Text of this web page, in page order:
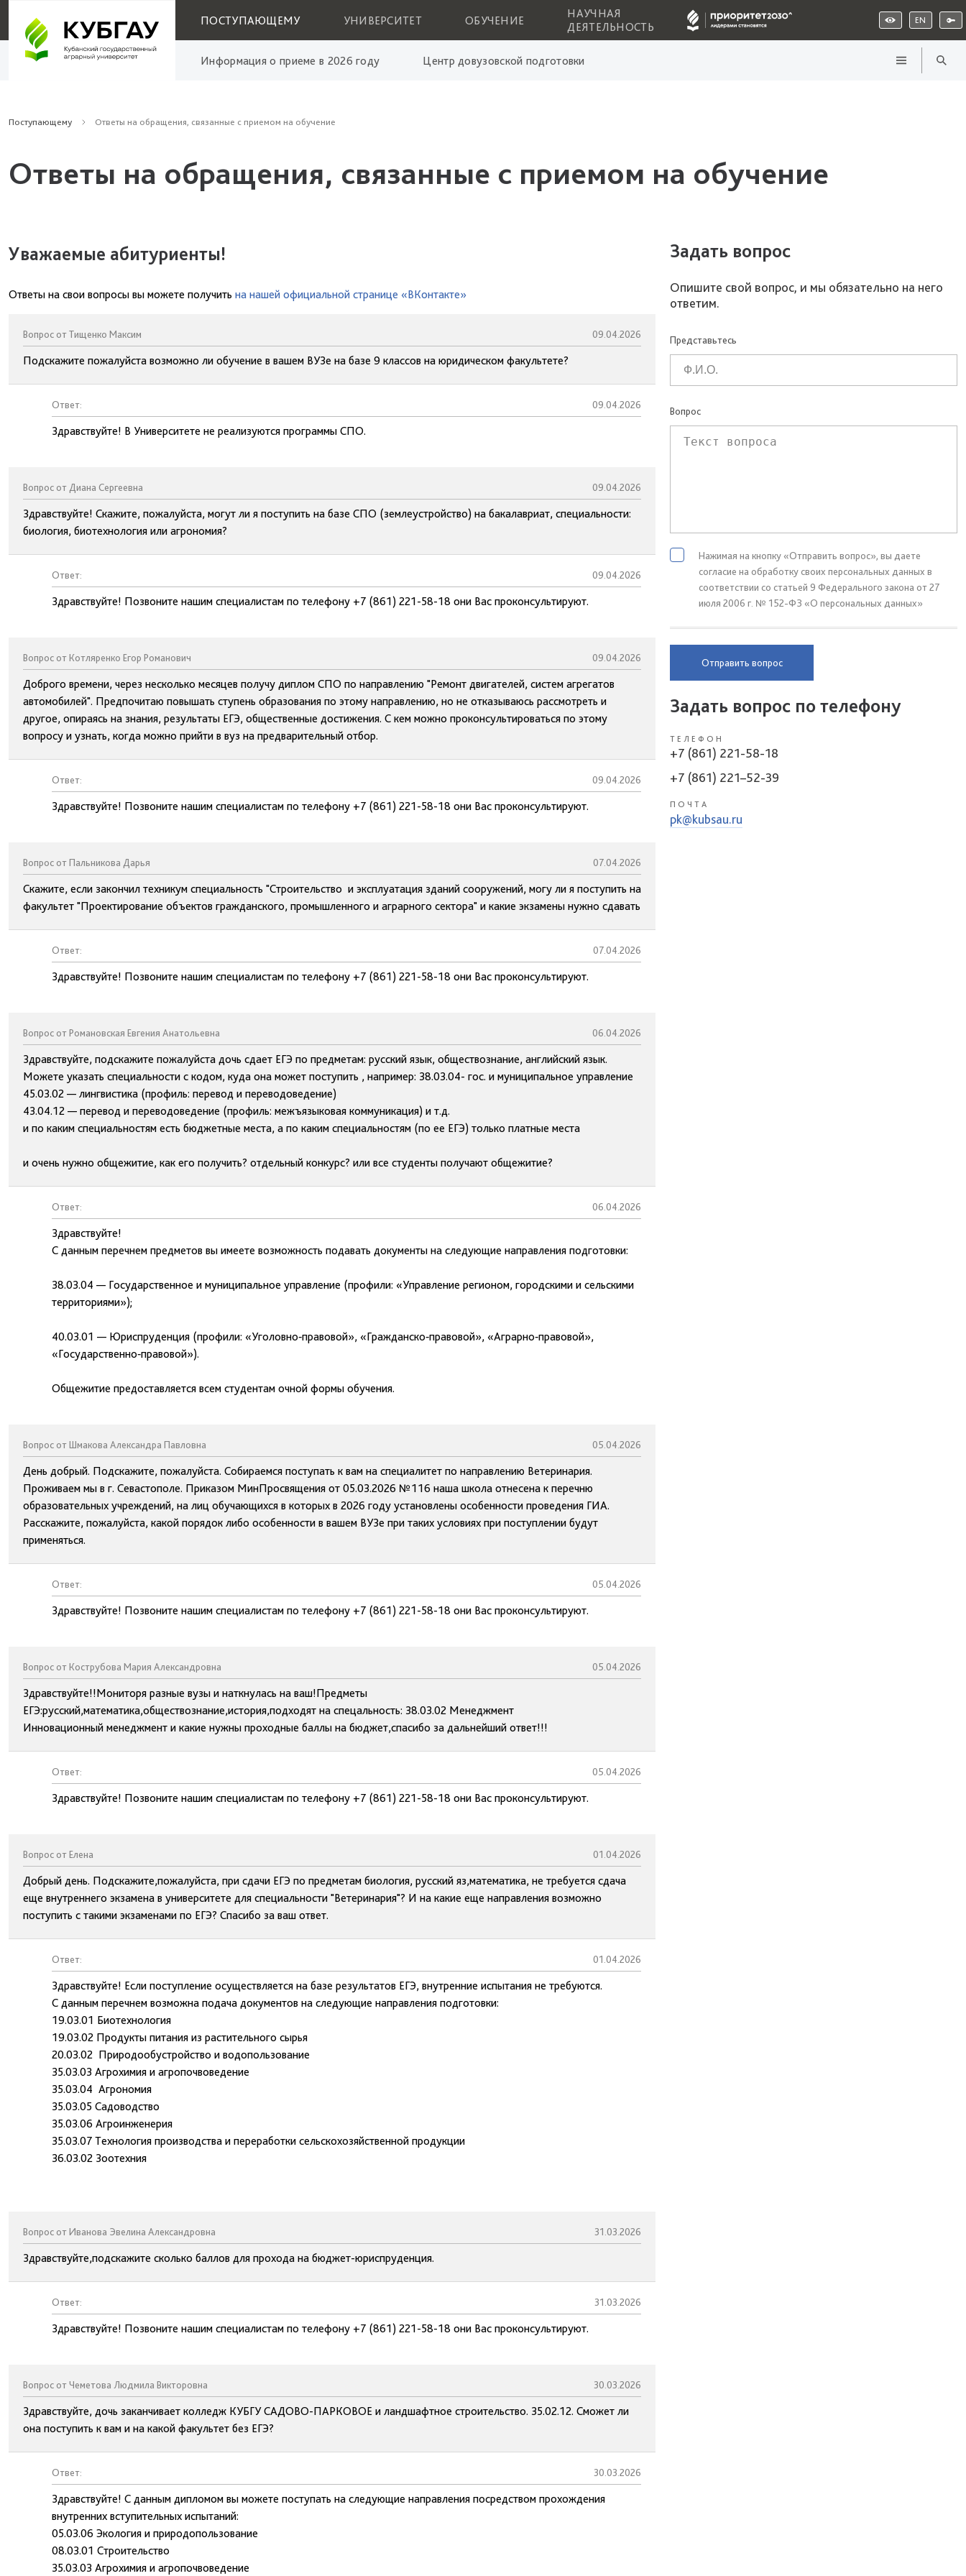
ПОСТУПАЮЩЕМУ УНИВЕРСИТЕТ ОБУЧЕНИЕ
НАУЧНАЯ
ДЕЯТЕЛЬНОСТЬ
EN
Информация о приеме в 2026 году Центр довузовской подготовки
Поступающему Ответы на обращения, связанные с приемом на обучение
Ответы на обращения, связанные с приемом на обучение
Уважаемые абитуриенты!
Ответы на свои вопросы вы можете получить на нашей официальной странице «ВКонтакте»
Вопрос от Тищенко Максим 09.04.2026
Подскажите пожалуйста возможно ли обучение в вашем ВУЗе на базе 9 классов на юридическом факультете?
Ответ: 09.04.2026
Здравствуйте! В Университете не реализуются программы СПО.
Вопрос от Диана Сергеевна 09.04.2026
Здравствуйте! Скажите, пожалуйста, могут ли я поступить на базе СПО (землеустройство) на бакалавриат, специальности:
биология, биотехнология или агрономия?
Ответ: 09.04.2026
Здравствуйте! Позвоните нашим специалистам по телефону +7 (861) 221-58-18 они Вас проконсультируют.
Вопрос от Котляренко Егор Романович 09.04.2026
Доброго времени, через несколько месяцев получу диплом СПО по направлению "Ремонт двигателей, систем агрегатов
автомобилей". Предпочитаю повышать ступень образования по этому направлению, но не отказываюсь рассмотреть и
другое, опираясь на знания, результаты ЕГЭ, общественные достижения. С кем можно проконсультироваться по этому
вопросу и узнать, когда можно прийти в вуз на предварительный отбор.
Ответ: 09.04.2026
Здравствуйте! Позвоните нашим специалистам по телефону +7 (861) 221-58-18 они Вас проконсультируют.
Вопрос от Пальникова Дарья 07.04.2026
Скажите, если закончил техникум специальность "Строительство и эксплуатация зданий сооружений, могу ли я поступить на
факультет "Проектирование объектов гражданского, промышленного и аграрного сектора" и какие экзамены нужно сдавать
Ответ: 07.04.2026
Здравствуйте! Позвоните нашим специалистам по телефону +7 (861) 221-58-18 они Вас проконсультируют.
Вопрос от Романовская Евгения Анатольевна 06.04.2026
Здравствуйте, подскажите пожалуйста дочь сдает ЕГЭ по предметам: русский язык, обществознание, английский язык.
Можете указать специальности с кодом, куда она может поступить , например: 38.03.04- гос. и муниципальное управление
45.03.02 — лингвистика (профиль: перевод и переводоведение)
43.04.12 — перевод и переводоведение (профиль: межъязыковая коммуникация) и т.д.
и по каким специальностям есть бюджетные места, а по каким специальностям (по ее ЕГЭ) только платные места
и очень нужно общежитие, как его получить? отдельный конкурс? или все студенты получают общежитие?
Ответ: 06.04.2026
Здравствуйте!
С данным перечнем предметов вы имеете возможность подавать документы на следующие направления подготовки:
38.03.04 — Государственное и муниципальное управление (профили: «Управление регионом, городскими и сельскими
территориями»);
40.03.01 — Юриспруденция (профили: «Уголовно‑правовой», «Гражданско‑правовой», «Аграрно‑правовой»,
«Государственно‑правовой»).
Общежитие предоставляется всем студентам очной формы обучения.
Вопрос от Шмакова Александра Павловна 05.04.2026
День добрый. Подскажите, пожалуйста. Собираемся поступать к вам на специалитет по направлению Ветеринария.
Проживаем мы в г. Севастополе. Приказом МинПросвящения от 05.03.2026 №116 наша школа отнесена к перечню
образовательных учреждений, на лиц обучающихся в которых в 2026 году установлены особенности проведения ГИА.
Расскажите, пожалуйста, какой порядок либо особенности в вашем ВУЗе при таких условиях при поступлении будут
применяться.
Ответ: 05.04.2026
Здравствуйте! Позвоните нашим специалистам по телефону +7 (861) 221-58-18 они Вас проконсультируют.
Вопрос от Кострубова Мария Александровна 05.04.2026
Здравствуйте!!Мониторя разные вузы и наткнулась на ваш!Предметы
ЕГЭ:русский,математика,обществознание,история,подходят на спецальность: 38.03.02 Менеджмент
Инновационный менеджмент и какие нужны проходные баллы на бюджет,спасибо за дальнейший ответ!!!
Ответ: 05.04.2026
Здравствуйте! Позвоните нашим специалистам по телефону +7 (861) 221-58-18 они Вас проконсультируют.
Вопрос от Елена 01.04.2026
Добрый день. Подскажите,пожалуйста, при сдачи ЕГЭ по предметам биология, русский яз,математика, не требуется сдача
еще внутреннего экзамена в университете для специальности "Ветеринария"? И на какие еще направления возможно
поступить с такими экзаменами по ЕГЭ? Спасибо за ваш ответ.
Ответ: 01.04.2026
Здравствуйте! Если поступление осуществляется на базе результатов ЕГЭ, внутренние испытания не требуются.
С данным перечнем возможна подача документов на следующие направления подготовки:
19.03.01 Биотехнология
19.03.02 Продукты питания из растительного сырья
20.03.02 Природообустройство и водопользование
35.03.03 Агрохимия и агропочвоведение
35.03.04 Агрономия
35.03.05 Садоводство
35.03.06 Агроинженерия
35.03.07 Технология производства и переработки сельскохозяйственной продукции
36.03.02 Зоотехния
Вопрос от Иванова Эвелина Александровна 31.03.2026
Здравствуйте,подскажите сколько баллов для прохода на бюджет-юриспруденция.
Ответ: 31.03.2026
Здравствуйте! Позвоните нашим специалистам по телефону +7 (861) 221-58-18 они Вас проконсультируют.
Вопрос от Чеметова Людмила Викторовна 30.03.2026
Здравствуйте, дочь заканчивает колледж КУБГУ САДОВО-ПАРКОВОЕ и ландшафтное строительство. 35.02.12. Сможет ли
она поступить к вам и на какой факультет без ЕГЭ?
Ответ: 30.03.2026
Здравствуйте! С данным дипломом вы можете поступать на следующие направления посредством прохождения
внутренних вступительных испытаний:
05.03.06 Экология и природопользование
08.03.01 Строительство
35.03.03 Агрохимия и агропочвоведение
Задать вопрос
Опишите свой вопрос, и мы обязательно на него
ответим.
Представьтесь
Вопрос
Нажимая на кнопку «Отправить вопрос», вы даете
согласие на обработку своих персональных данных в
соответствии со статьей 9 Федерального закона от 27
июля 2006 г. № 152-ФЗ «О персональных данных»
Отправить вопрос
Задать вопрос по телефону
ТЕЛЕФОН
+7 (861) 221-58-18
+7 (861) 221–52-39
ПОЧТА
pk@kubsau.ru